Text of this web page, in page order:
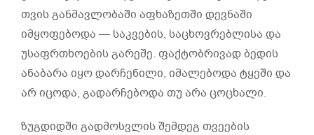
თვის განმავლობაში აფხაზეთში დევნაში
იმყოფებოდა — საკვების, საცხოვრებლისა და
უსაფრთხოების გარეშე. ფაქტობრივად ბედის
ანაბარა იყო დარჩენილი, იმალებოდა ტყეში და
არ იცოდა, გადარჩებოდა თუ არა ცოცხალი.
ზუგდიდში გადმოსვლის შემდეგ თვეების